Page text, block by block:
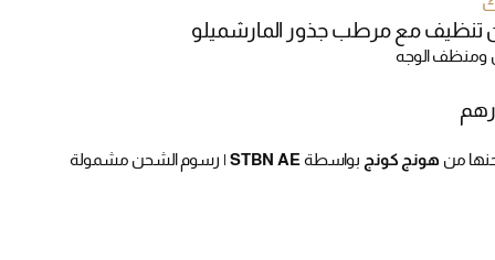
تنظيف مع مرطب جذور المارشميلو
الوجه
من هونج كونج بواسطةSTBN AE
| رسوم الشحن مشمولة